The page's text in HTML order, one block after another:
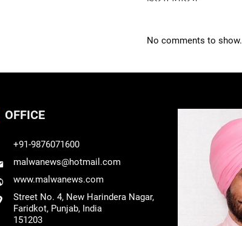
No comments to show.
OFFICE
+91-9876071600
malwanews@hotmail.com
www.malwanews.com
Street No. 4, New Harindera Nagar,
Faridkot, Punjab, India
151203